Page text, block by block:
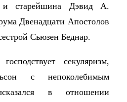
старейшина Дэвид А.
Двенадцати Апостолов
Сьюзен Беднар.
секуляризм,
с непоколебимым
в отношении